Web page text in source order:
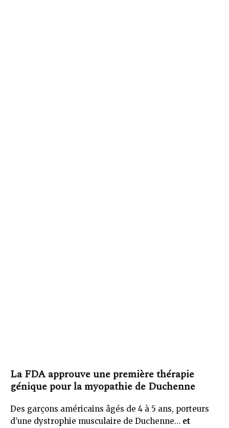
La FDA approuve une première thérapie
génique pour la myopathie de Duchenne
Des garçons américains âgés de 4 à 5 ans, porteurs
d’une dystrophie musculaire de Duchenne… et